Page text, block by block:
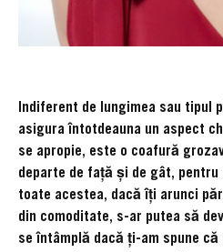
Indiferent de lungimea sau tipul
asigura întotdeauna un aspect
se apropie, este o coafură
departe de față și de gât, pentru
toate acestea, dacă îți arunci
din comoditate, s-ar putea să
se întâmplă dacă ți-am spune